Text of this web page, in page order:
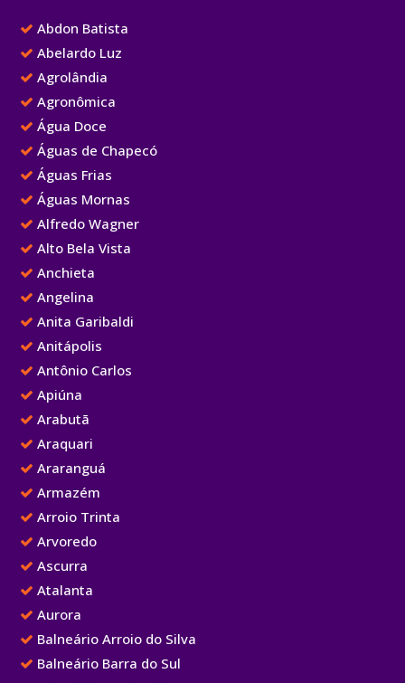
Abdon Batista
Abelardo Luz
Agrolândia
Agronômica
Água Doce
Águas de Chapecó
Águas Frias
Águas Mornas
Alfredo Wagner
Alto Bela Vista
Anchieta
Angelina
Anita Garibaldi
Anitápolis
Antônio Carlos
Apiúna
Arabutã
Araquari
Araranguá
Armazém
Arroio Trinta
Arvoredo
Ascurra
Atalanta
Aurora
Balneário Arroio do Silva
Balneário Barra do Sul